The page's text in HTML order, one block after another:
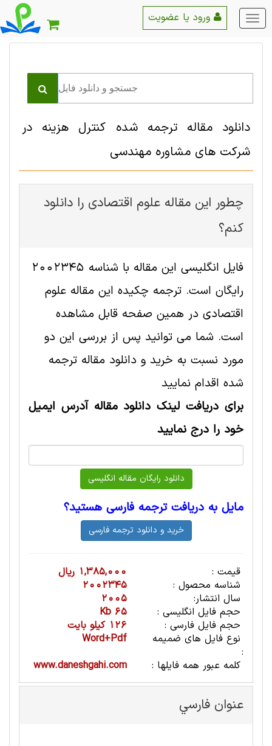
منو
اصلی
دانلود مقاله ترجمه شده کنترل هزینه در
شرکت های مشاوره مهندسی
چطور این مقاله علوم اقتصادی را دانلود
کنم؟
فایل انگلیسی این مقاله با شناسه 2002345
رایگان است. ترجمه چکیده این مقاله علوم
اقتصادی در همین صفحه قابل مشاهده
است. شما می توانید پس از بررسی این دو
مورد نسبت به خرید و دانلود مقاله ترجمه
شده اقدام نمایید
برای دریافت لینک دانلود مقاله آدرس ایمیل
خود را درج نمایید
مایل به دریافت ترجمه فارسی هستید؟
قیمت :
1,385,000 ریال
شناسه محصول :
2002345
سال انتشار:
2005
حجم فایل انگلیسی :
65 Kb
حجم فایل فارسی :
126 کیلو بایت
نوع فایل های ضمیمه
:
Word+Pdf
کلمه عبور همه فایلها :
www.daneshgahi.com
عنوان فارسي